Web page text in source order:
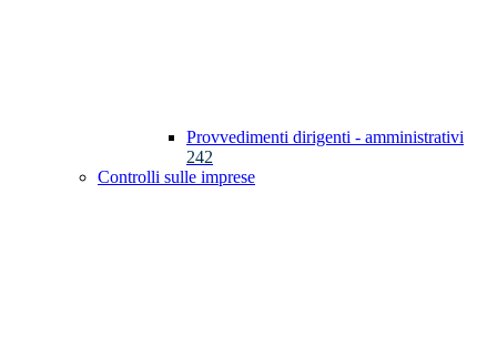
Provvedimenti dirigenti - amministrativi
242
Controlli sulle imprese